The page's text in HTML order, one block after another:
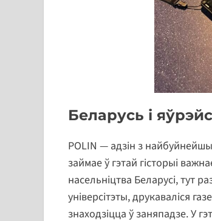
Беларусь і
POLIN — адзін з
займае ў гэтай гісторыі
насельніцтва Беларусі, тут
універсітэты, друкаваліся
знаходзіцца ў заняпадзе. У